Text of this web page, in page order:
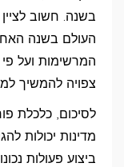
בשנה. חשוב
העולם בשנה
המרשימות ועל
צפויה להמשיך
לסיכום, כלכלת
מדינות יכולות
ביצוע פעולות